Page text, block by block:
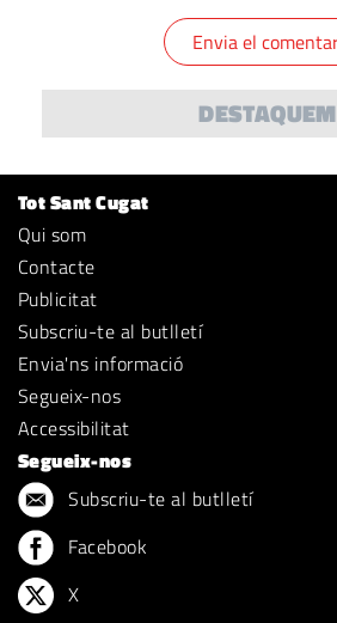
DESTAQUEM
Tot Sant Cugat
Qui som
Contacte
Publicitat
Subscriu-te al butlletí
Envia'ns informació
Segueix-nos
Accessibilitat
Segueix-nos
Subscriu-te al butlletí
Facebook
X